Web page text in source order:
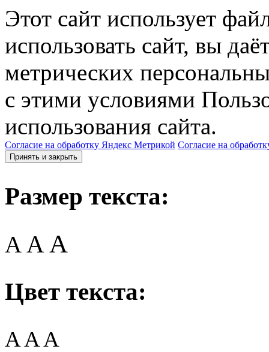
Этот сайт использует
использовать сайт, вы
метрических
с этими условиями
использования сайта.
Согласие на обработку Яндекс Метрикой Согласие на
Принять и закрыть
Размер текста:
A AA
Цвет текста:
AAA